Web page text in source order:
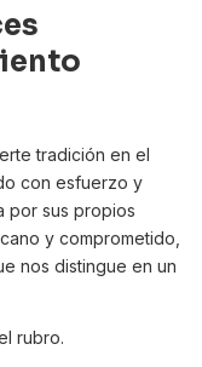
tradición en el
con esfuerzo y
por sus propios
y comprometido,
nos distingue en un
rubro.